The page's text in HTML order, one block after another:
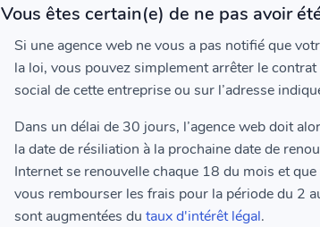
Vous êtes certain(e) de ne pas avoir
Si une agence web ne vous a pas notifié que
la loi, vous pouvez simplement arrêter le
social de cette entreprise ou sur l’adresse
Dans un délai de 30 jours, l’agence web doit
la date de résiliation à la prochaine date de
Internet se renouvelle chaque 18 du mois et
vous rembourser les frais pour la période du 2
sont augmentées du taux d'intérêt légal.